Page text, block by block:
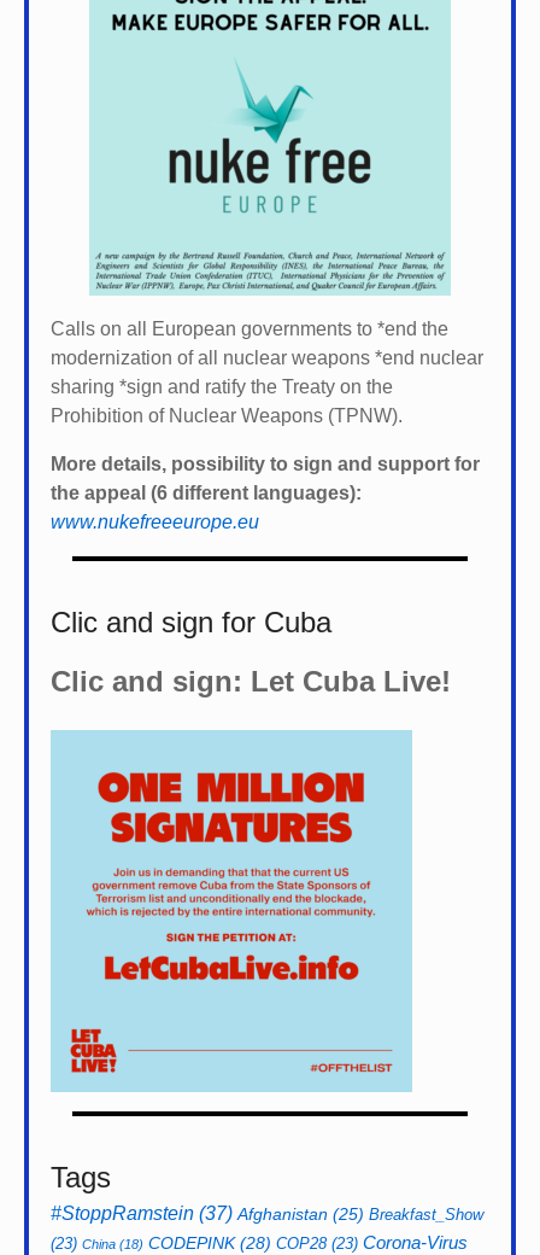
Calls on all European governments to *end the
modernization of all nuclear weapons *end nuclear
sharing *sign and ratify the Treaty on the
Prohibition of Nuclear Weapons (TPNW).
More details, possibility to sign and support for
the appeal (6 different languages):
www.nukefreeeurope.eu
Clic and sign for Cuba
Clic and sign: Let Cuba Live!
Tags
#StoppRamstein (37) Afghanistan (25) Breakfast_Show
(23) China (18) CODEPINK(28) COP28(23) Corona-Virus